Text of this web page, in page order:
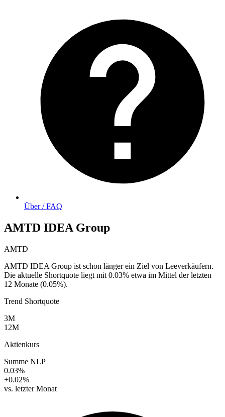
Über / FAQ
AMTD IDEA Group
AMTD
AMTD IDEA Group ist schon länger ein Ziel von Leeverkäufern.
Die aktuelle Shortquote liegt mit 0.03% etwa im Mittel der letzten
12 Monate (0.05%).
Trend Shortquote
3M
12M
Aktienkurs
Summe NLP
0.03%
+0.02%
vs. letzter Monat